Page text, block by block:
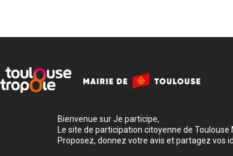
Bienvenue sur Je participe,
Le site de participation citoyenne de Toulouse
Proposez, donnez votre avis et partagez vos